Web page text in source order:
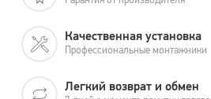
Качественная установка
Профессиональные монтажники
Легкий возврат и обмен